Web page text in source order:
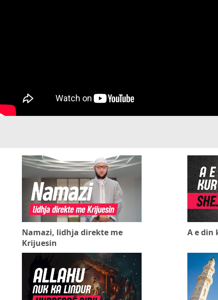
Namazi, lidhja direkte me
Krijuesin
A e din